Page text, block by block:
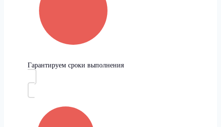
Гарантируем сроки выполнения